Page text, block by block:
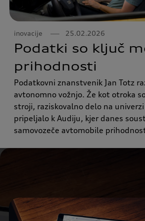
inovacije 25.02.2026
Podatki so ključ
prihodnosti
Podatkovni znanstvenik Jan Totz
avtonomno vožnjo. Že kot otroka
stroji, raziskovalno delo na
pripeljalo k Audiju, kjer danes
samovozeče avtomobile